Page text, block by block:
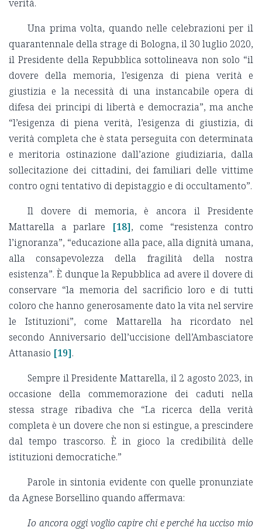
verità.
Una prima volta, quando nelle celebrazioni per il
quarantennale della strage di Bologna, il 30 luglio 2020,
il Presidente della Repubblica sottolineava non solo “il
dovere della memoria, l’esigenza di piena verità e
giustizia e la necessità di una instancabile opera di
difesa dei principi di libertà e democrazia”, ma anche
“l’esigenza di piena verità, l’esigenza di giustizia, di
verità completa che è stata perseguita con determinata
e meritoria ostinazione dall’azione giudiziaria, dalla
sollecitazione dei cittadini, dei familiari delle vittime
contro ogni tentativo di depistaggio e di occultamento”.
Il dovere di memoria, è ancora il Presidente
Mattarella a parlare
[18], come “resistenza contro
l’ignoranza”, “educazione alla pace, alla dignità umana,
alla consapevolezza della fragilità della nostra
esistenza”. È dunque la Repubblica ad avere il dovere di
conservare “la memoria del sacrificio loro e di tutti
coloro che hanno generosamente dato la vita nel servire
le Istituzioni”, come Mattarella ha ricordato nel
secondo Anniversario dell’uccisione dell’Ambasciatore
Attanasio [19].
Sempre il Presidente Mattarella, il 2 agosto 2023, in
occasione della commemorazione dei caduti nella
stessa strage ribadiva che “La ricerca della verità
completa è un dovere che non si estingue, a prescindere
dal tempo trascorso. È in gioco la credibilità delle
istituzioni democratiche.”
Parole in sintonia evidente con quelle pronunziate
da Agnese Borsellino quando affermava:
Io ancora oggi voglio capire chi e perché ha ucciso mio